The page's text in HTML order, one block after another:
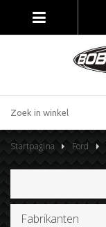
Startpagina Ford
Fabrikanten